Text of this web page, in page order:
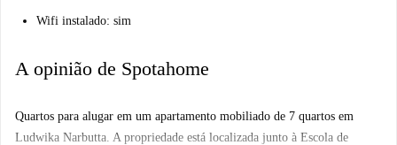
Wifi instalado: sim
A opinião de Spotahome
Quartos para alugar em um apartamento mobiliado de 7 quartos em
Ludwika Narbutta. A propriedade está localizada junto à Escola de